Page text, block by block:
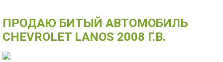
ПРОДАЮ БИТЫЙ АВТОМОБИЛЬ
CHEVROLET LANOS 2008 Г.В.